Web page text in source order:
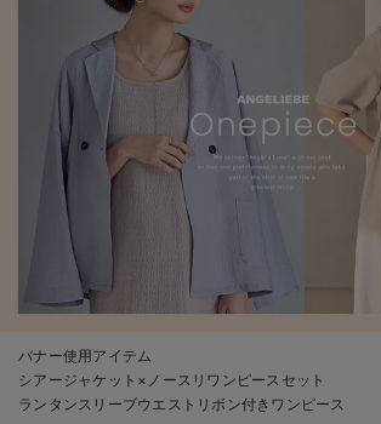
骨盤・マタニティベルト （妊娠中・産後）
産後 ガードル インナー
マタニティ 腹巻き
【アウトレット】ベビー
接触冷感素材
Tシャツブラ
ブラトップ
親子セット
快適機能ウェア特集 トップス
快適機能ウェア特集 ボトムス
erbaviva（エルバビーバ）
バナー使用アイテム
シアージャケット×ノースリワンピースセット
ランタンスリーブウエストリボン付きワンピース